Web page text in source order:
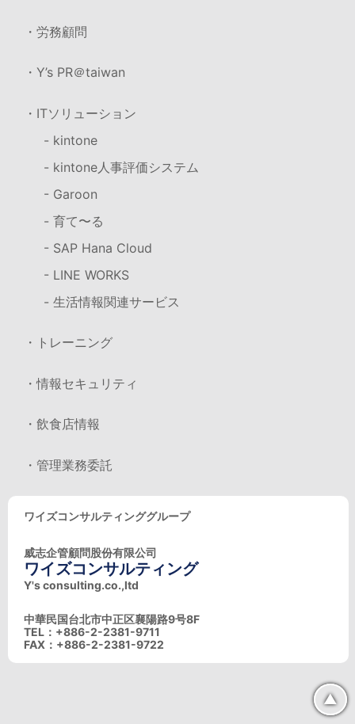
・労務顧問
・Y’s PR＠taiwan
・ITソリューション
- kintone
- kintone人事評価システム
- Garoon
- 育て〜る
- SAP Hana Cloud
- LINE WORKS
- 生活情報関連サービス
・トレーニング
・情報セキュリティ
・飲食店情報
・管理業務委託
ワイズコンサルティンググループ
威志企管顧問股份有限公司
ワイズコンサルティング
Y's consulting.co.,ltd
中華民国台北市中正区襄陽路9号8F
TEL：+886-2-2381-9711
FAX：+886-2-2381-9722
▲